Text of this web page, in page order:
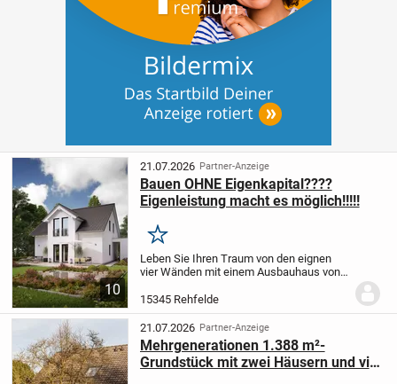
10
21.07.2026 Partner-Anzeige
Bauen OHNE Eigenkapital????
Eigenleistung macht es möglich!!!!!
Merken
Leben Sie Ihren Traum von den eignen
vier Wänden mit einem Ausbauhaus von
Monat für Monat Miete zu zahlen.
Sie mit an und verwirklichen Sie Ihre
eignen...
15345 Rehfelde
21.07.2026 Partner-Anzeige
Mehrgenerationen 1.388 m²-
Grundstück mit zwei Häusern und viel